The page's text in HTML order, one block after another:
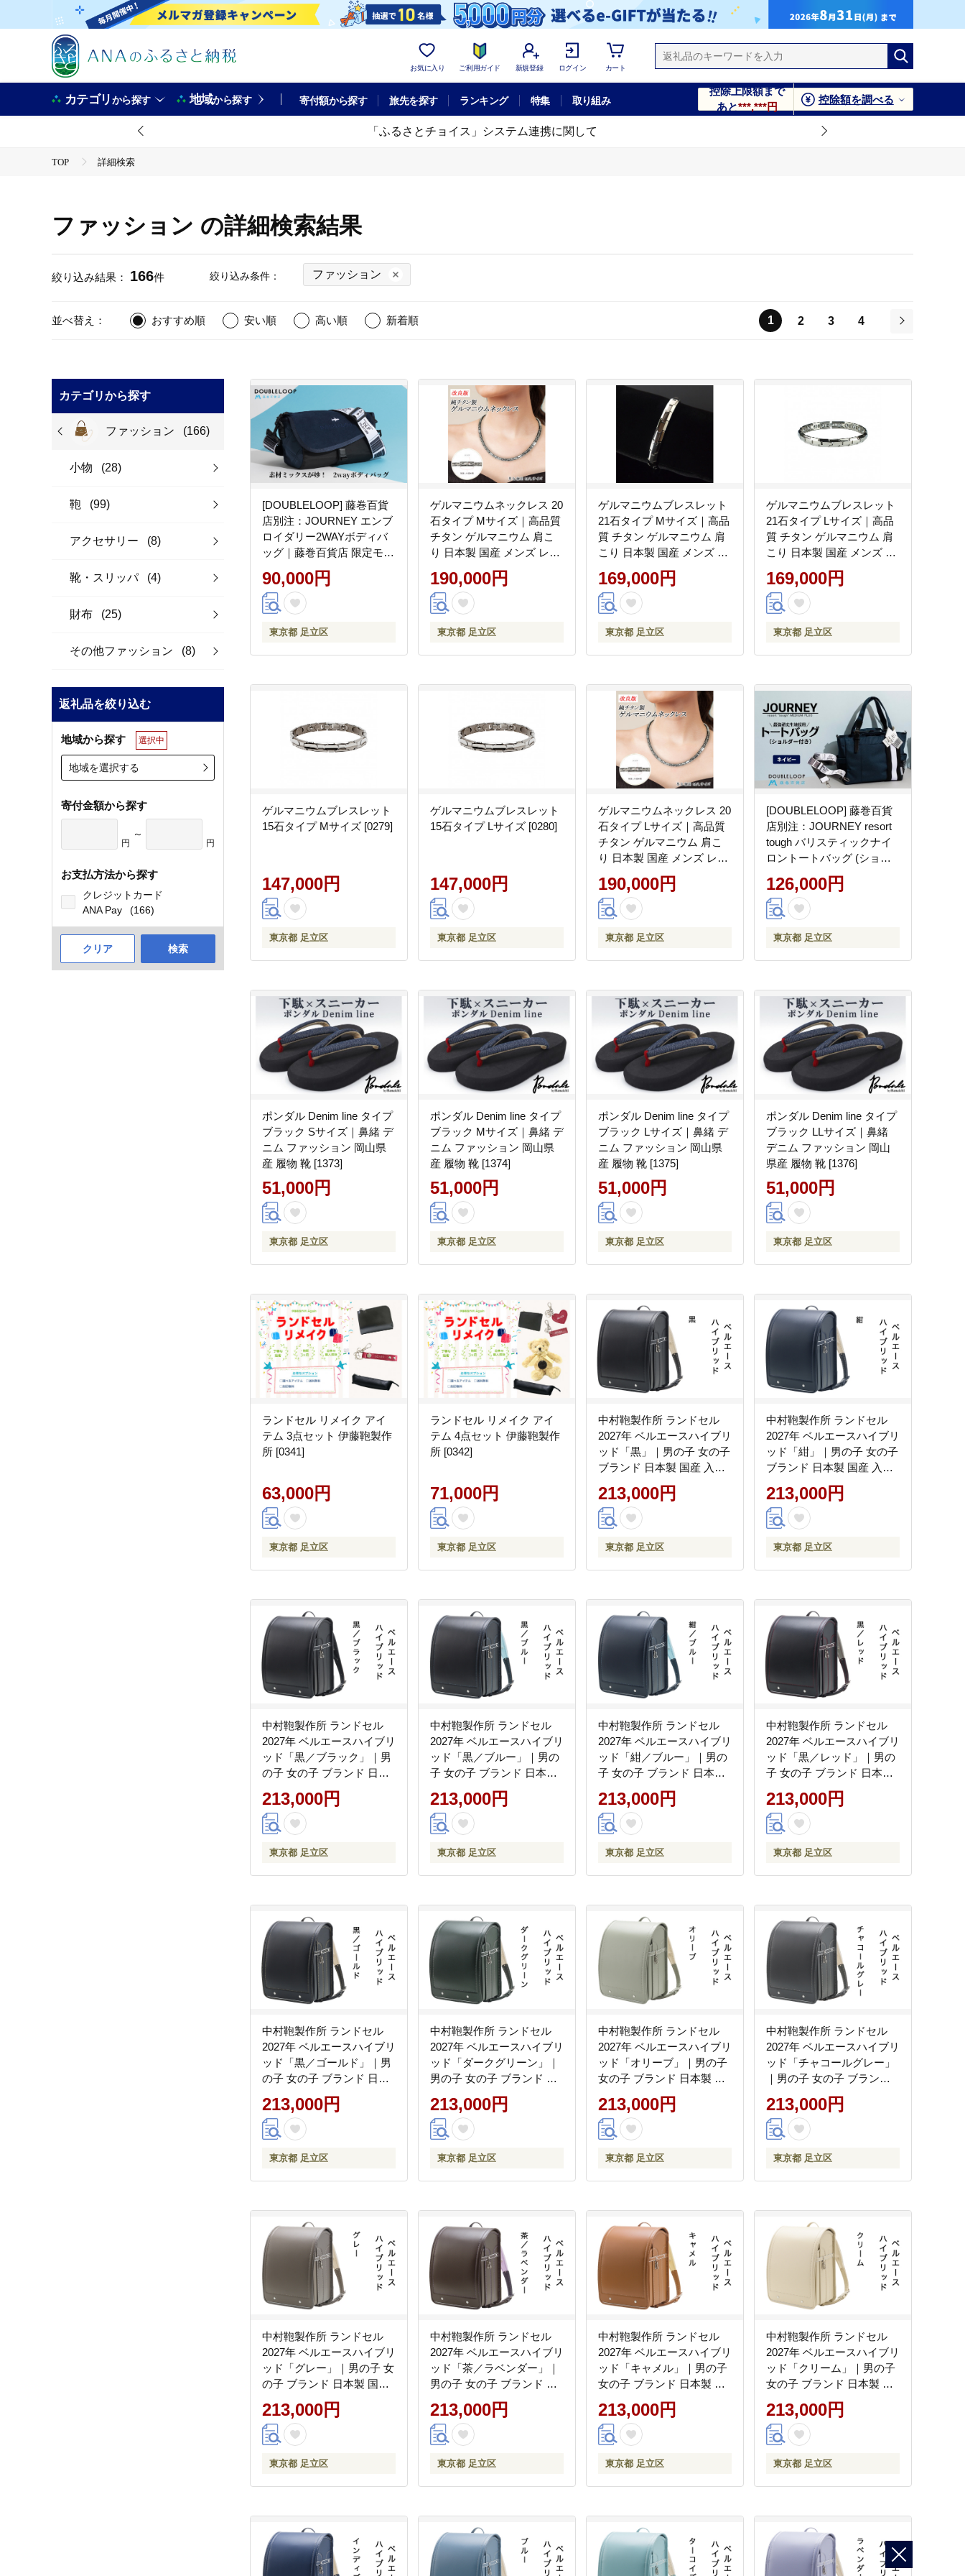
お気に入り ご利用ガイド 新規登録 ログイン カート
カテゴリから探す 地域から探す 寄付額から探す 旅先を探す ランキング 特集 取り組み
控除上限額まで
あと***,***円
控除額を調べる
「ふるさとチョイス」システム連携に関して
TOP 詳細検索
ファッション の詳細検索結果
絞り込み結果： 166件 絞り込み条件： ファッション
並べ替え： おすすめ順 安い順 高い順 新着順 1 2 3
4
カテゴリから探す
ファッション (166)
小物 (28)
鞄 (99)
アクセサリー (8)
靴・スリッパ (4)
財布 (25)
その他ファッション (8)
返礼品を絞り込む
地域から探す 選択中
地域を選択する
寄付金額から探す
円
～
円
お支払方法から探す
クレジットカード
ANA Pay
(166)
クリア 検索
[DOUBLELOOP] 藤巻百貨
店別注：JOURNEY エンブ
ロイダリー2WAYボディバ
ッグ｜藤巻百貨店 限定モデ
ル ウエストポーチ ショル
ダーバッグ ナイロン ダブ
ルループ 2WAY [0782]
90,000円
東京都 足立区
ゲルマニウムネックレス 20
石タイプ Mサイズ｜高品質
チタン ゲルマニウム 肩こ
り 日本製 国産 メンズ レデ
ィース 男性 女性 父の日 母
の日 健康グッズ アクセサ
リー おしゃれ 軽量 [0273]
190,000円
東京都 足立区
ゲルマニウムブレスレット
21石タイプ Mサイズ｜高品
質 チタン ゲルマニウム 肩
こり 日本製 国産 メンズ レ
ディース 男性 女性 父の日
母の日 健康グッズ アクセ
サリー おしゃれ 軽量
[0276]
169,000円
東京都 足立区
ゲルマニウムブレスレット
21石タイプ Lサイズ｜高品
質 チタン ゲルマニウム 肩
こり 日本製 国産 メンズ レ
ディース 男性 女性 父の日
母の日 健康グッズ アクセ
サリー おしゃれ 軽量
[0277]
169,000円
東京都 足立区
ゲルマニウムブレスレット
15石タイプ Mサイズ [0279]
147,000円
東京都 足立区
ゲルマニウムブレスレット
15石タイプ Lサイズ [0280]
147,000円
東京都 足立区
ゲルマニウムネックレス 20
石タイプ Lサイズ｜高品質
チタン ゲルマニウム 肩こ
り 日本製 国産 メンズ レデ
ィース 男性 女性 父の日 母
の日 健康グッズ アクセサ
リー おしゃれ 軽量 [0274]
190,000円
東京都 足立区
[DOUBLELOOP] 藤巻百貨
店別注：JOURNEY resort
tough バリスティックナイ
ロントートバッグ (ショル
ダー付き ミディアムプラス
ネイビー)｜藤巻百貨店 バ
ッグ 限定モデル トート バ
ック DOUBLELOOP ダブ
ルループ 防弾チョッキ
126,000円
東京都 足立区
ポンダル Denim line タイプ
ブラック Sサイズ｜鼻緒 デ
ニム ファッション 岡山県
産 履物 靴 [1373]
51,000円
東京都 足立区
ポンダル Denim line タイプ
ブラック Mサイズ｜鼻緒 デ
ニム ファッション 岡山県
産 履物 靴 [1374]
51,000円
東京都 足立区
ポンダル Denim line タイプ
ブラック Lサイズ｜鼻緒 デ
ニム ファッション 岡山県
産 履物 靴 [1375]
51,000円
東京都 足立区
ポンダル Denim line タイプ
ブラック LLサイズ｜鼻緒
デニム ファッション 岡山
県産 履物 靴 [1376]
51,000円
東京都 足立区
ランドセル リメイク アイ
テム 3点セット 伊藤鞄製作
所 [0341]
63,000円
東京都 足立区
ランドセル リメイク アイ
テム 4点セット 伊藤鞄製作
所 [0342]
71,000円
東京都 足立区
中村鞄製作所 ランドセル
2027年 ベルエースハイブリ
ッド「黒」｜男の子 女の子
ブランド 日本製 国産 入学
準備 6年保証 入学祝い プレ
ゼント お祝 [1334]
213,000円
東京都 足立区
中村鞄製作所 ランドセル
2027年 ベルエースハイブリ
ッド「紺」｜男の子 女の子
ブランド 日本製 国産 入学
準備 6年保証 入学祝い プレ
ゼント お祝 [1335]
213,000円
東京都 足立区
中村鞄製作所 ランドセル
2027年 ベルエースハイブリ
ッド「黒／ブラック」｜男
の子 女の子 ブランド 日本
製 国産 入学準備 6年保証
入学祝い プレゼント お祝
[1336]
213,000円
東京都 足立区
中村鞄製作所 ランドセル
2027年 ベルエースハイブリ
ッド「黒／ブルー」｜男の
子 女の子 ブランド 日本製
国産 入学準備 6年保証 入学
祝い プレゼント お祝
[1337]
213,000円
東京都 足立区
中村鞄製作所 ランドセル
2027年 ベルエースハイブリ
ッド「紺／ブルー」｜男の
子 女の子 ブランド 日本製
国産 入学準備 6年保証 入学
祝い プレゼント お祝
[1338]
213,000円
東京都 足立区
中村鞄製作所 ランドセル
2027年 ベルエースハイブリ
ッド「黒／レッド」｜男の
子 女の子 ブランド 日本製
国産 入学準備 6年保証 入学
祝い プレゼント お祝
[1339]
213,000円
東京都 足立区
中村鞄製作所 ランドセル
2027年 ベルエースハイブリ
ッド「黒／ゴールド」｜男
の子 女の子 ブランド 日本
製 国産 入学準備 6年保証
入学祝い プレゼント お祝
[1340]
213,000円
東京都 足立区
中村鞄製作所 ランドセル
2027年 ベルエースハイブリ
ッド「ダークグリーン」｜
男の子 女の子 ブランド 日
本製 国産 入学準備 6年保証
入学祝い プレゼント お祝
[1341]
213,000円
東京都 足立区
中村鞄製作所 ランドセル
2027年 ベルエースハイブリ
ッド「オリーブ」｜男の子
女の子 ブランド 日本製 国
産 入学準備 6年保証 入学祝
い プレゼント お祝 [1342]
213,000円
東京都 足立区
中村鞄製作所 ランドセル
2027年 ベルエースハイブリ
ッド「チャコールグレー」
｜男の子 女の子 ブランド
日本製 国産 入学準備 6年保
証 入学祝い プレゼント お
祝 [1343]
213,000円
東京都 足立区
中村鞄製作所 ランドセル
2027年 ベルエースハイブリ
ッド「グレー」｜男の子 女
の子 ブランド 日本製 国産
入学準備 6年保証 入学祝い
プレゼント お祝 [1344]
213,000円
東京都 足立区
中村鞄製作所 ランドセル
2027年 ベルエースハイブリ
ッド「茶／ラベンダー」｜
男の子 女の子 ブランド 日
本製 国産 入学準備 6年保証
入学祝い プレゼント お祝
[1345]
213,000円
東京都 足立区
中村鞄製作所 ランドセル
2027年 ベルエースハイブリ
ッド「キャメル」｜男の子
女の子 ブランド 日本製 国
産 入学準備 6年保証 入学祝
い プレゼント お祝 [1346]
213,000円
東京都 足立区
中村鞄製作所 ランドセル
2027年 ベルエースハイブリ
ッド「クリーム」｜男の子
女の子 ブランド 日本製 国
産 入学準備 6年保証 入学祝
い プレゼント お祝 [1347]
213,000円
東京都 足立区